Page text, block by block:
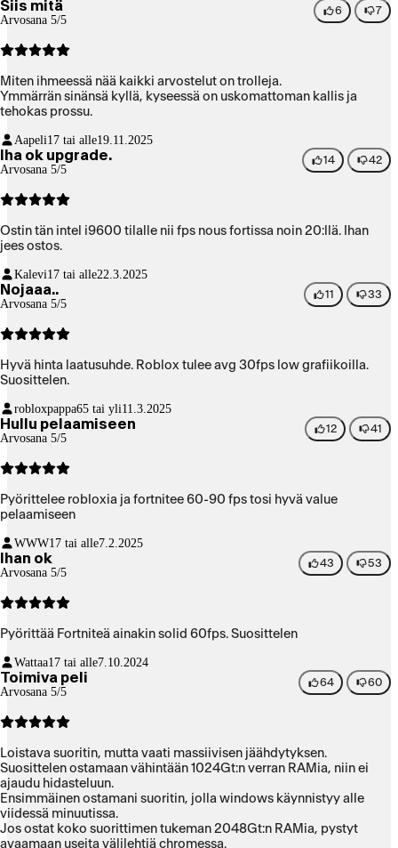
Siis mitä
Arvosana 5/5
6 7
Miten ihmeessä nää kaikki arvostelut on trolleja.
Ymmärrän sinänsä kyllä, kyseessä on uskomattoman kallis ja
tehokas prossu.
Aapeli17 tai alle19.11.2025
Iha ok upgrade.
Arvosana 5/5
14 42
Ostin tän intel i9600 tilalle nii fps nous fortissa noin 20:llä. Ihan
jees ostos.
Kalevi17 tai alle22.3.2025
Nojaaa..
Arvosana 5/5
11 33
Hyvä hinta laatusuhde. Roblox tulee avg 30fps low grafiikoilla.
Suosittelen.
robloxpappa65 tai yli11.3.2025
Hullu pelaamiseen
Arvosana 5/5
12 41
Pyörittelee robloxia ja fortnitee 60-90 fps tosi hyvä value
pelaamiseen
WWW17 tai alle7.2.2025
Ihan ok
Arvosana 5/5
43 53
Pyörittää Fortniteä ainakin solid 60fps. Suosittelen
Wattaa17 tai alle7.10.2024
Toimiva peli
Arvosana 5/5
64 60
Loistava suoritin, mutta vaati massiivisen jäähdytyksen.
Suosittelen ostamaan vähintään 1024Gt:n verran RAMia, niin ei
ajaudu hidasteluun.
Ensimmäinen ostamani suoritin, jolla windows käynnistyy alle
viidessä minuutissa.
Jos ostat koko suorittimen tukeman 2048Gt:n RAMia, pystyt
avaamaan useita välilehtiä chromessa.